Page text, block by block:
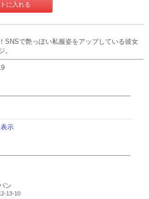
SNSで艶っぽい私服姿をアップしている彼女
。
示
ン
13-10